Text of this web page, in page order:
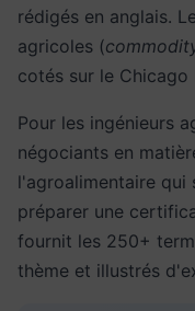
rédigés en anglais.
agricoles (
cotés sur le Chicago
Pour les ingénieurs
négociants en
l'agroalimentaire qui
préparer une
fournit les 250+
thème et illustrés